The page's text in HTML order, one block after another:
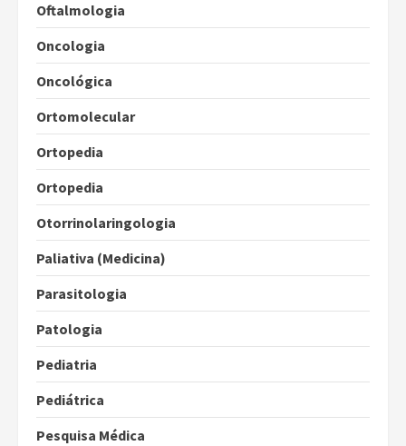
Oftalmologia
Oncologia
Oncológica
Ortomolecular
Ortopedia
Ortopedia
Otorrinolaringologia
Paliativa (Medicina)
Parasitologia
Patologia
Pediatria
Pediátrica
Pesquisa Médica